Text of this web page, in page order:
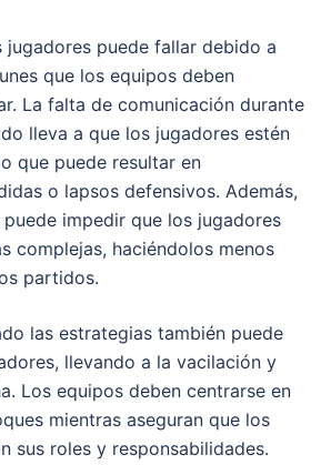
jugadores puede fallar debido a
que los equipos deben
La falta de comunicación durante
lleva a que los jugadores estén
que puede resultar en
o lapsos defensivos. Además,
impedir que los jugadores
complejas, haciéndolos menos
partidos.
las estrategias también puede
llevando a la vacilación y
Los equipos deben centrarse en
mientras aseguran que los
sus roles y responsabilidades.